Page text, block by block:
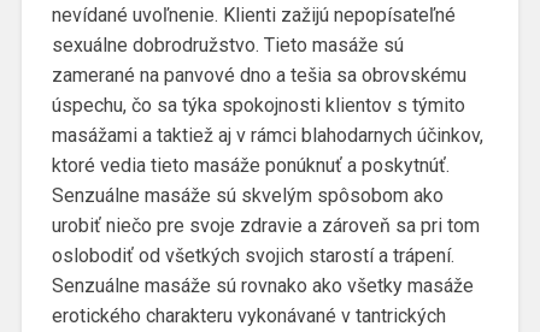
nevídané uvoľnenie. Klienti zažijú nepopísateľné
sexuálne dobrodružstvo. Tieto masáže sú
zamerané na panvové dno a tešia sa obrovskému
úspechu, čo sa týka spokojnosti klientov s týmito
masážami a taktiež aj v rámci blahodarnych účinkov,
ktoré vedia tieto masáže ponúknuť a poskytnúť.
Senzuálne masáže sú skvelým spôsobom ako
urobiť niečo pre svoje zdravie a zároveň sa pri tom
oslobodiť od všetkých svojich starostí a trápení.
Senzuálne masáže sú rovnako ako všetky masáže
erotického charakteru vykonávané v tantrických